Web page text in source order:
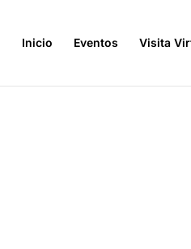
Inicio Eventos Visita